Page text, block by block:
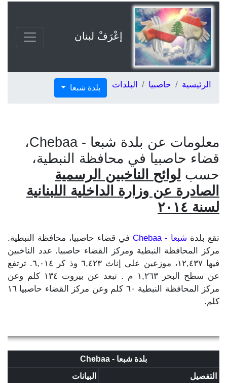
إعْرَفْ لبنان
الرئيسية حاصبيا البلدات بلدة شبعا
معلومات عن بلدة شبعا - Chebaa،
قضاء حاصبيا في محافظة النبطية،
حسب لوائح الناخبين الرسمية
الصادرة عن وزارة الداخلية اللبنانية
لسنة ٢٠١٤
تقع بلدة شبعا - Chebaa
في قضاء حاصبيا، محافظة النبطية.
مركز المحافظة النبطية ومركز القضاء حاصبيا. عدد الناخبين
فيها ١٢,٤٣٧، موزعين على إناث ٦,٤٢٣ وذ كر ٦,٠١٤. ترتفع
عن سطح البحر ١,٢٦٣ م . تبعد عن بيروت ١٣٤ كلم وعن
مركز المحافظة النبطية ٦٠ كلم وعن مركز القضاء حاصبيا ١٦
كلم.
بلدة شبعا - Chebaa
التفصيل
البيانات